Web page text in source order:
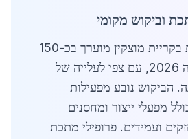
וביקוש מקומי
שוק פרופילי מתכת בקריית מוצקין מוערך בכ-150
מיליון שקלים בשנה 2026, עם צפי לעלייה של
הביקוש נובע מפעילות
מפעלי ייצור ומחסנים
ועמידים. פרופילי מתכת